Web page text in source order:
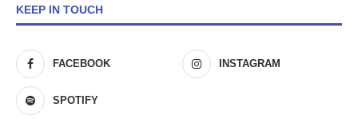
KEEP IN TOUCH
FACEBOOK INSTAGRAM
SPOTIFY